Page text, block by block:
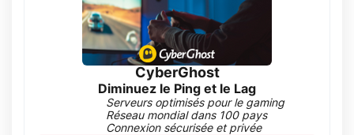
CyberGhost
Diminuez le Ping et le Lag
Serveurs optimisés pour le gaming
Réseau mondial dans 100 pays
Connexion sécurisée et privée